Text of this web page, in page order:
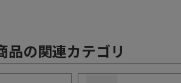
品の関連カテゴリ